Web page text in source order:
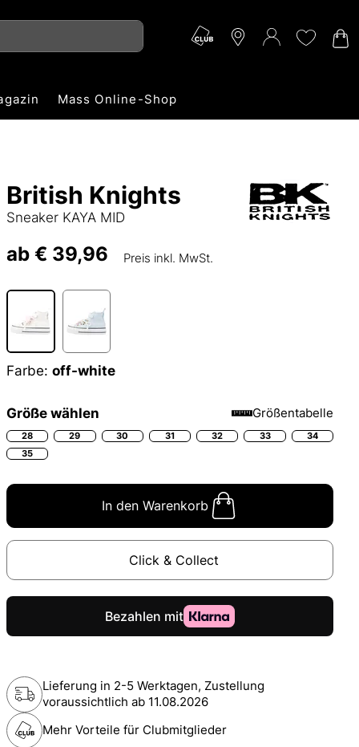
Mass Online-Shop
British Knights
Sneaker KAYA MID
ab € 39,96 Preis inkl. MwSt.
Farbe: off-white
Größe wählen Größentabelle
28 29 30 31 32 33
34
35
In den Warenkorb
Click & Collect
Lieferung in 2-5 Werktagen, Zustellung
voraussichtlich ab 11.08.2026
Mehr Vorteile für Clubmitglieder